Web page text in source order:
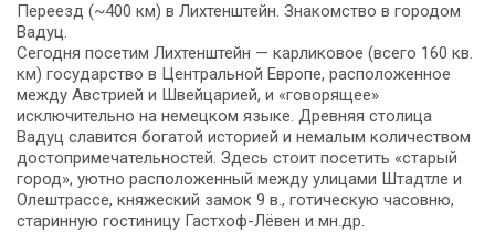
Переезд (~400 км) в Лихтенштейн. Знакомство в городом
Вадуц.
Сегодня посетим Лихтенштейн — карликовое (всего 160 кв.
км) государство в Центральной Европе, расположенное
между Австрией и Швейцарией, и «говорящее»
исключительно на немецком языке. Древняя столица
Вадуц славится богатой историей и немалым количеством
достопримечательностей. Здесь стоит посетить «старый
город», уютно расположенный между улицами Штадтле и
Олештрассе, княжеский замок 9 в., готическую часовню,
старинную гостиницу Гастхоф-Лёвен и мн.др.